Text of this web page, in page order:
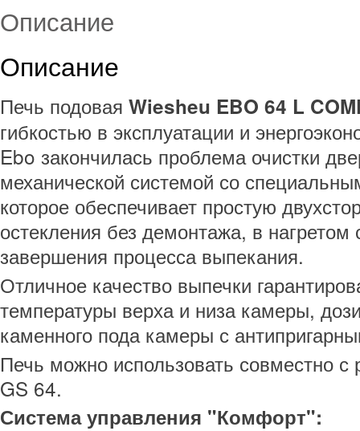
Описание
Описание
Печь подовая Wiesheu EBO 64 L
гибкостью в эксплуатации и
Ebo закончилась проблема очистки
механической системой со
которое обеспечивает простую
остекления без демонтажа, в нагретом
завершения процесса выпекания.
Отличное качество выпечки
температуры верха и низа камеры,
каменного пода камеры с
Печь можно использовать совместно
GS 64.
Система управления "Комфорт":